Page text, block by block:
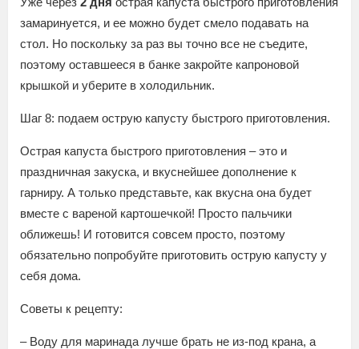
замаринуется, и ее можно будет смело подавать на
стол. Но поскольку за раз вы точно все не съедите,
поэтому оставшееся в банке закройте капроновой
крышкой и уберите в холодильник.
Шаг 8: подаем острую капусту быстрого приготовления.
Острая капуста быстрого приготовления – это и
праздничная закуска, и вкуснейшее дополнение к
гарниру. А только представьте, как вкусна она будет
вместе с вареной картошечкой! Просто пальчики
оближешь! И готовится совсем просто, поэтому
обязательно попробуйте приготовить острую капусту у
себя дома.
Советы к рецепту:
– Воду для маринада лучше брать не из-под крана, а